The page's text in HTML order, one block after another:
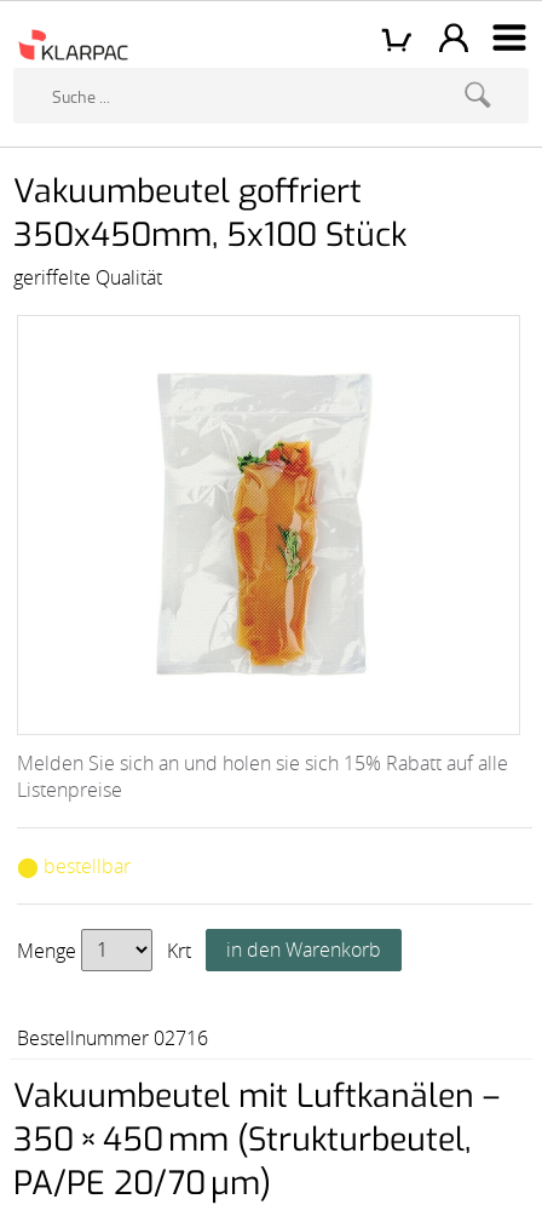
Vakuumbeutel goffriert
350x450mm, 5x100 Stück
geriffelte Qualität
Melden Sie sich an und holen sie sich 15% Rabatt auf alle
Listenpreise
⬤ bestellbar
Menge Krt
Bestellnummer 02716
Vakuumbeutel mit Luftkanälen –
350 × 450 mm (Strukturbeutel,
PA/PE 20/70 µm)